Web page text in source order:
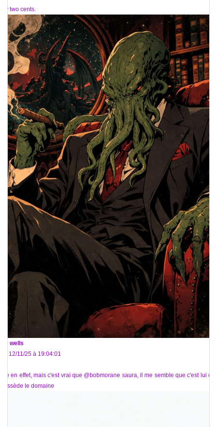
My two cents.
wells
Le 12/11/25 à 19:04:01
Aïe en effet, mais c'est vrai que @bobmorane saura, il me semble que c'est lui qui
possède le domaine